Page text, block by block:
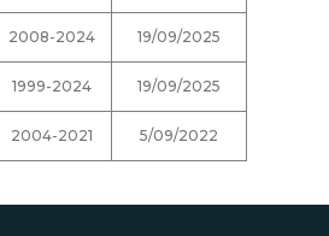
2008-2024 19/09/2025
1999-2024 19/09/2025
2004-2021 5/09/2022